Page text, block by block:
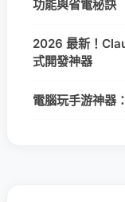
功能與省電秘訣
2026 最新！
式開發神器
電腦玩手游神器